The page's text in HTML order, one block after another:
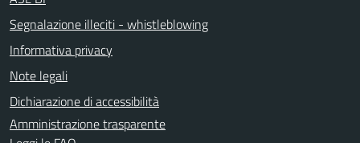
Segnalazione illeciti - whistleblowing
Informativa privacy
Note legali
Dichiarazione di accessibilità
Amministrazione trasparente